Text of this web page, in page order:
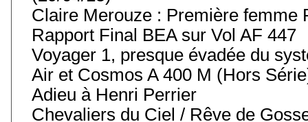
Claire Merouze : Première femme
Rapport Final BEA sur Vol AF 447
Voyager 1, presque évadée du
Air et Cosmos A 400 M (Hors
Adieu à Henri Perrier
Chevaliers du Ciel / Rêve de